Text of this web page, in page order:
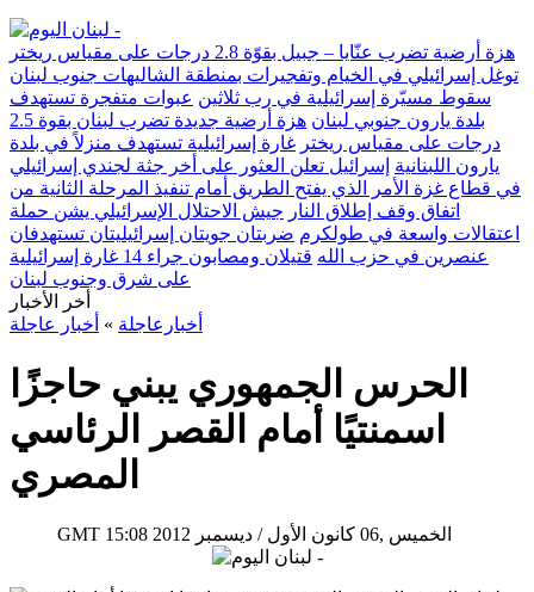
هزة أرضية تضرب عنّايا – جبيل بقوّة 2.8 درجات على مقياس ريختر
توغل إسرائيلي في الخيام وتفجيرات بمنطقة الشاليهات جنوب لبنان
سقوط مسيّرة إسرائيلية في رب ثلاثين عبوات متفجرة تستهدف
بلدة يارون جنوبي لبنان
هزة أرضية جديدة تضرب لبنان بقوة 2.5
درجات على مقياس ريختر غارة إسرائيلية تستهدف منزلاً في بلدة
يارون اللبنانية إسرائيل تعلن العثور على أخر جثة لجندي إسرائيلي
في قطاع غزة الأمر الذي يفتح الطريق أمام تنفيذ المرحلة الثانية من
اتفاق وقف إطلاق النار جيش الاحتلال الإسرائيلي يشن حملة
اعتقالات واسعة في طولكرم ضربتان جويتان إسرائيليتان تستهدفان
عنصرين في حزب الله
قتيلان ومصابون جراء 14 غارة إسرائيلية
على شرق وجنوب لبنان
أخر الأخبار
أخبارعاجلة » أخبار عاجلة
الحرس الجمهوري يبني حاجزًا
اسمنتيًا أمام القصر الرئاسي
المصري
GMT 15:08 2012 الخميس ,06 كانون الأول / ديسمبر